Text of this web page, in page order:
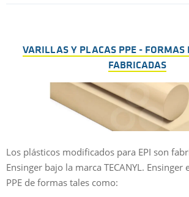
VARILLAS Y PLACAS PPE - FORMAS
FABRICADAS
Los plásticos modificados para EPI son
Ensinger bajo la marca TECANYL.
PPE de formas tales como: